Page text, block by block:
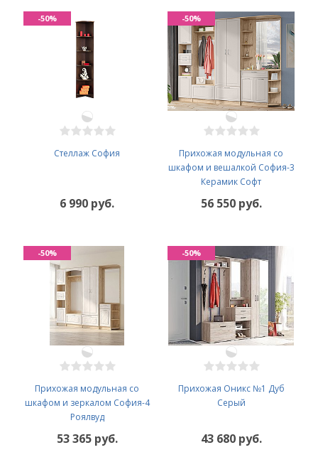
Стеллаж София
6 990 руб.
-50%
Прихожая модульная со
шкафом и вешалкой София-3
Керамик Софт
56 550 руб.
-50%
Прихожая модульная со
шкафом и зеркалом София-4
Роялвуд
53 365 руб.
-50%
Прихожая Оникс №1 Дуб
Серый
43 680 руб.
-50%